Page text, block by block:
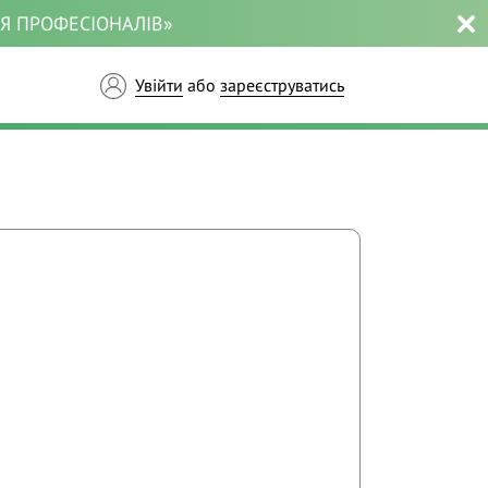
ПРОФЕСІОНАЛІВ»
Увійти або зареєструватись